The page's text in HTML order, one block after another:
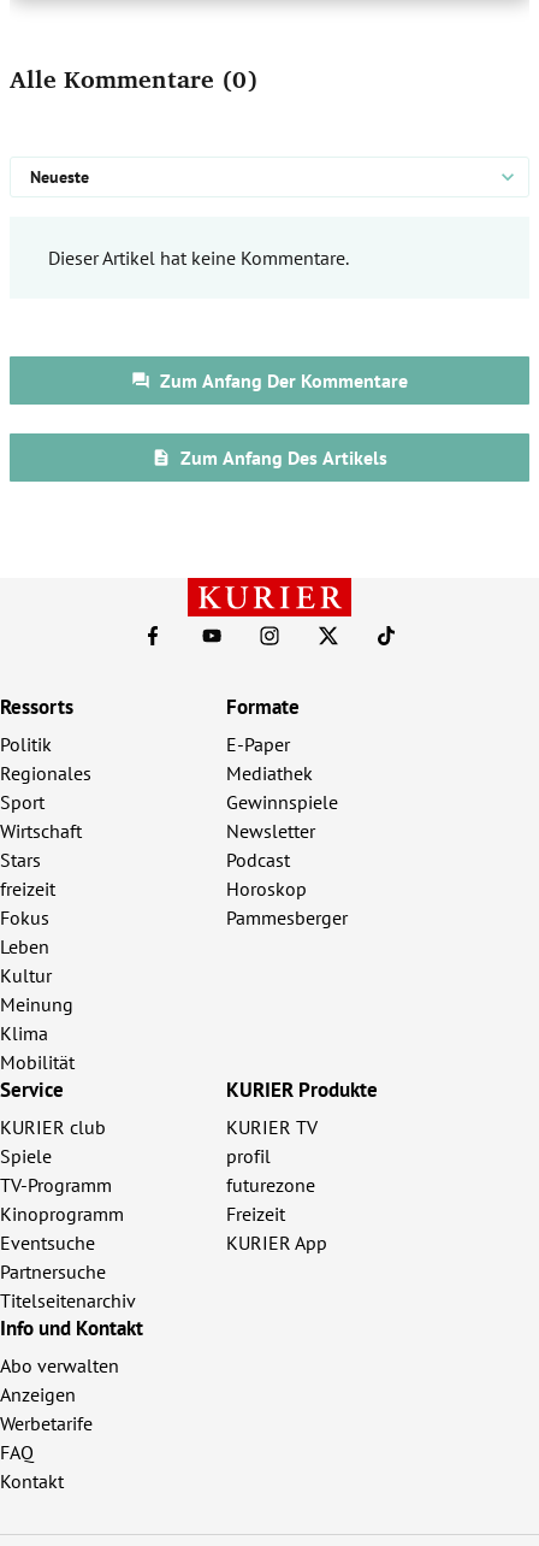
Ressorts
Politik
Regionales
Sport
Wirtschaft
Stars
freizeit
Fokus
Leben
Kultur
Meinung
Klima
Mobilität
Formate
E-Paper
Mediathek
Gewinnspiele
Newsletter
Podcast
Horoskop
Pammesberger
Service
KURIER club
Spiele
TV-Programm
Kinoprogramm
Eventsuche
Partnersuche
Titelseitenarchiv
KURIER Produkte
KURIER TV
profil
futurezone
Freizeit
KURIER App
Info und Kontakt
Abo verwalten
Anzeigen
Werbetarife
FAQ
Kontakt